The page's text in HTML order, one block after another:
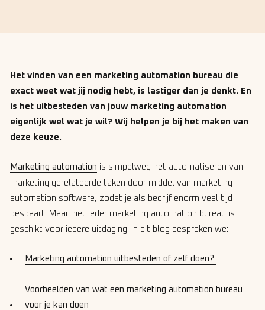
Het vinden van een marketing automation bureau die
exact weet wat jij nodig hebt, is lastiger dan je denkt. En
is het uitbesteden van jouw marketing automation
eigenlijk wel wat je wil? Wij helpen je bij het maken van
deze keuze.
Marketing automation is simpelweg het automatiseren van
marketing gerelateerde taken door middel van marketing
automation software, zodat je als bedrijf enorm veel tijd
bespaart. Maar niet ieder marketing automation bureau is
geschikt voor iedere uitdaging. In dit blog bespreken we:
Marketing automation uitbesteden of zelf doen?
Voorbeelden van wat een marketing automation bureau
voor je kan doen